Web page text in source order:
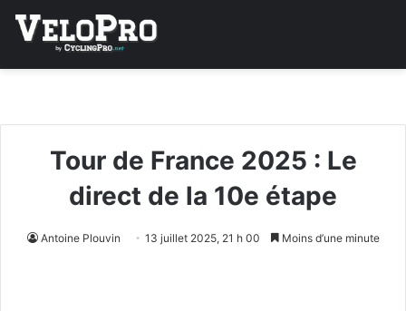
Tour de France 2025 : Le
direct de la 10e étape
Antoine Plouvin 13 juillet 2025, 21 h 00 Moins d’une minute